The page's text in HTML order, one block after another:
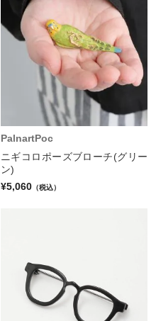
PalnartPoc
ニギコロポーズブローチ(グリー
ン)
¥5,060 （税込）